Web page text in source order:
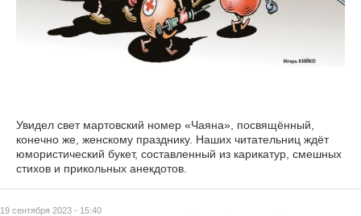
19 сентября 2023 - 15:40
Увидел свет мартовский номер «Чаяна», посвящённый,
конечно же, женскому празднику. Наших читательниц ждёт
юмористический букет, составленный из карикатур, смешных
стихов и прикольных анекдотов.